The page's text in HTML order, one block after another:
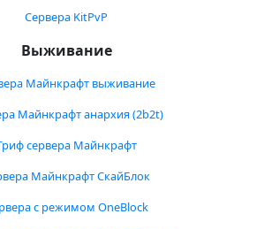
Сервера KitPvP
Выживание
Майнкрафт выживание
Майнкрафт анархия (2b2t)
сервера Майнкрафт
Майнкрафт СкайБлок
с режимом OneBlock